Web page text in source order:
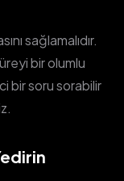
sağlamalıdır.
bir olumlu
bir soru sorabilir